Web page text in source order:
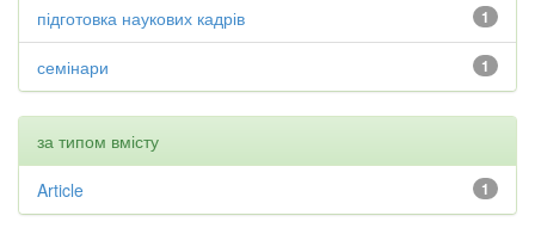
1
підготовка наукових кадрів
1
семінари
за типом вмісту
1
Article